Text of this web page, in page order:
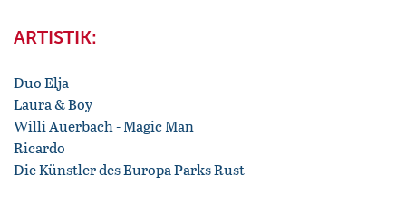
ARTISTIK:
Duo Elja
Laura & Boy
Willi Auerbach - Magic Man
Ricardo
Die Künstler des Europa Parks Rust